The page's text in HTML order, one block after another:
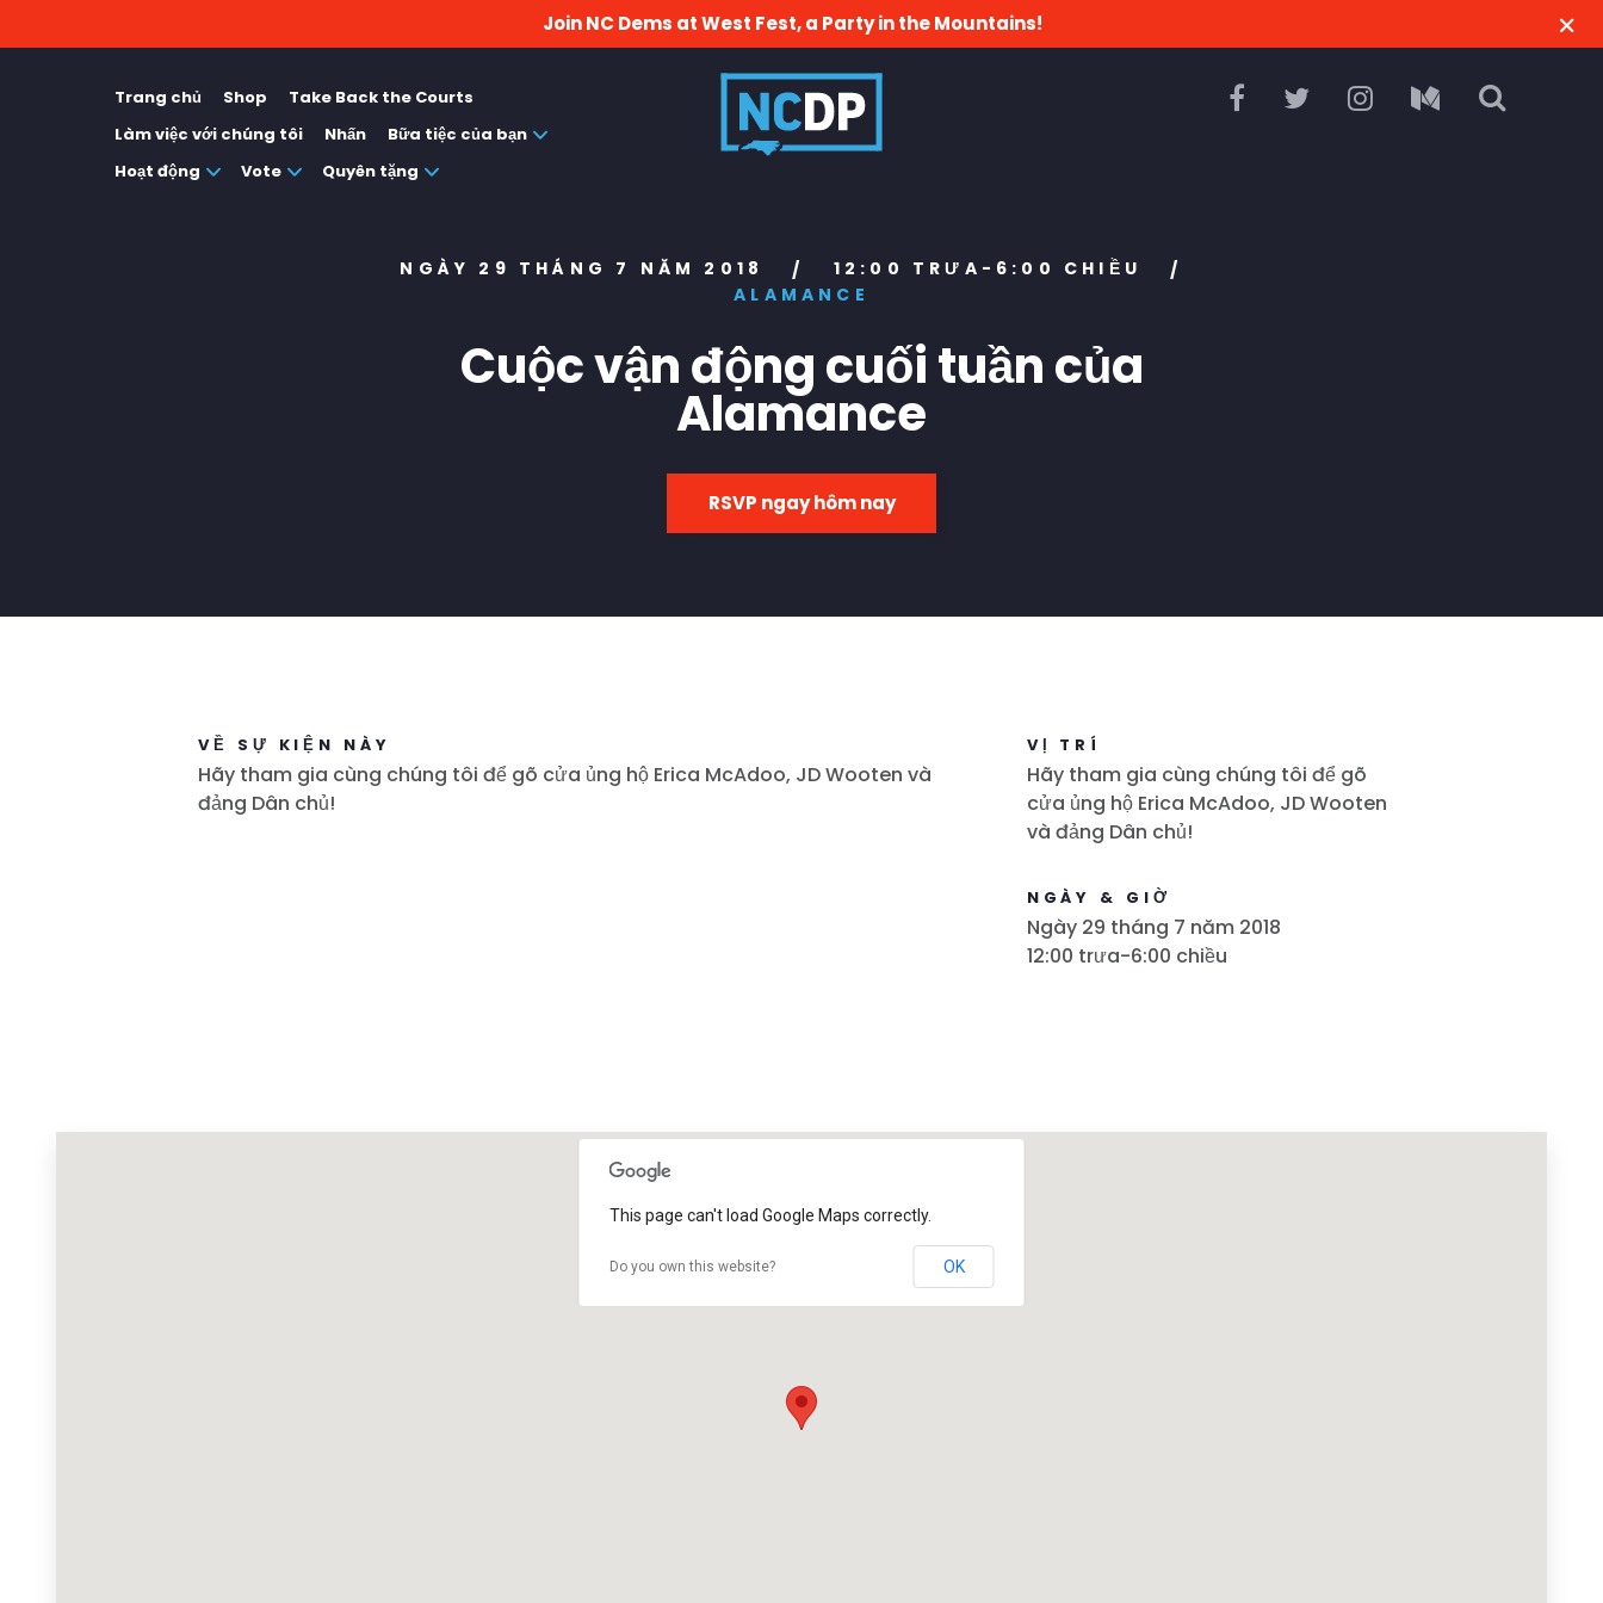
Join NC Dems at West Fest, a Party in the Mountains!
Trang chủ Shop
Take Back the Courts
Làm việc với chúng tôi
Nhấn
Bữa tiệc của bạn
Hoạt động
Vote Quyên tặng
NGÀY 29 THÁNG 7 NĂM 2018 / 12:00 TRƯA-6:00 CHIỀU
/
ALAMANCE
Cuộc vận động cuối tuần của
Alamance
RSVP ngay hôm nay
VỀ SỰ KIỆN NÀY
Hãy tham gia cùng chúng tôi để gõ cửa ủng hộ Erica McAdoo, JD Wooten và
đảng Dân chủ!
VỊ TRÍ
Hãy tham gia cùng chúng tôi để gõ
cửa ủng hộ Erica McAdoo, JD Wooten
và đảng Dân chủ!
NGÀY & GIỜ
Ngày 29 tháng 7 năm 2018
12:00 trưa-6:00 chiều
This page can't load Google Maps correctly.
Do you own this website? OK